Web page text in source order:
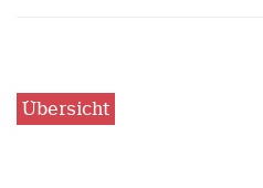
Übersicht